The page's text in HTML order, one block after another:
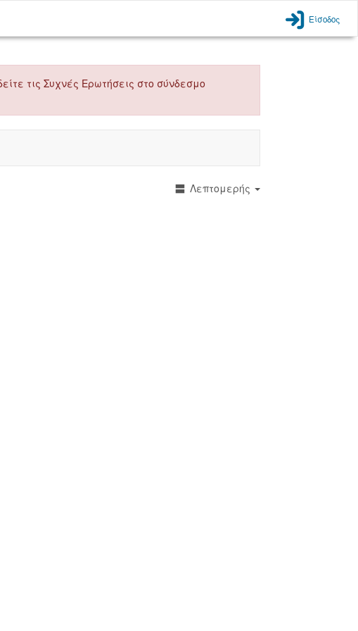
Είσοδος
τις Συχνές Ερωτήσεις στο σύνδεσμο
Λεπτομερής